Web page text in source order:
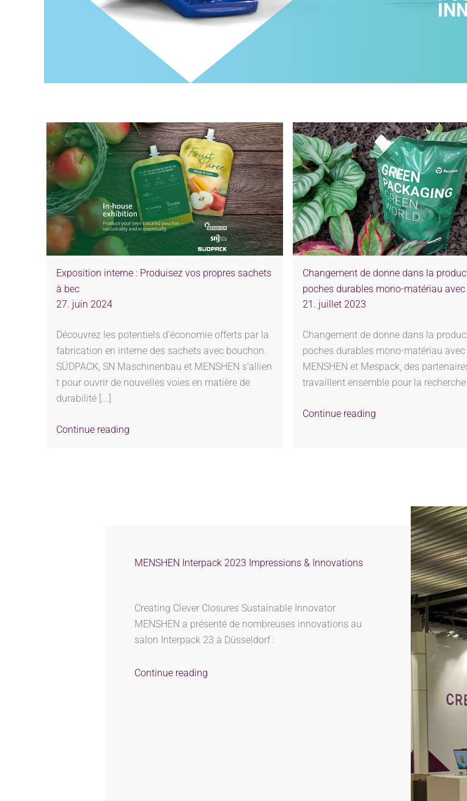
Exposition interne : Produisez vos propres sachets
à bec
27. juin 2024
Découvrez les potentiels d’économie offerts par la
fabrication en interne des sachets avec bouchon.
SÜDPACK, SN Maschinenbau et MENSHEN s’allien
t pour ouvrir de nouvelles voies en matière de
durabilité [...]
Continue reading
Changement de donne dans la
poches durables mono-matériau
21. juillet 2023
Changement de donne dans la
poches durables mono-matériau
MENSHEN et Mespack, des
travaillent ensemble pour la recherche
Continue reading
MENSHEN Interpack 2023 Impressions & Innovations
Creating Clever Closures Sustainable Innovator
MENSHEN a présenté de nombreuses innovations au
salon Interpack 23 à Düsseldorf :
Continue reading